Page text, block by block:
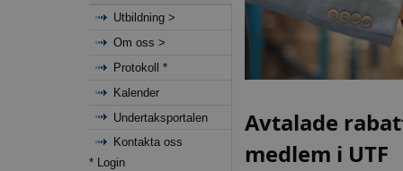
Avtalade
medlem i UTF
Utbildning >
Om oss >
Protokoll *
Kalender
Undertaksportalen
Kontakta oss
* Login